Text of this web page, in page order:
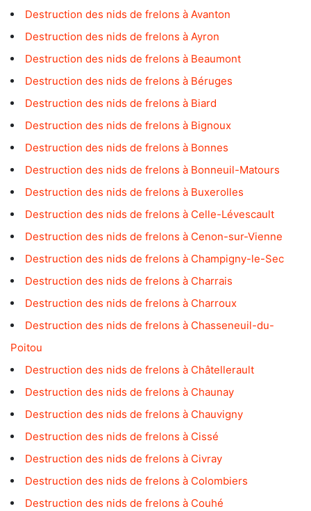
Destruction des nids de frelons à Avanton
Destruction des nids de frelons à Ayron
Destruction des nids de frelons à Beaumont
Destruction des nids de frelons à Béruges
Destruction des nids de frelons à Biard
Destruction des nids de frelons à Bignoux
Destruction des nids de frelons à Bonnes
Destruction des nids de frelons à Bonneuil-Matours
Destruction des nids de frelons à Buxerolles
Destruction des nids de frelons à Celle-Lévescault
Destruction des nids de frelons à Cenon-sur-Vienne
Destruction des nids de frelons à Champigny-le-Sec
Destruction des nids de frelons à Charrais
Destruction des nids de frelons à Charroux
Destruction des nids de frelons à Chasseneuil-du-
Poitou
Destruction des nids de frelons à Châtellerault
Destruction des nids de frelons à Chaunay
Destruction des nids de frelons à Chauvigny
Destruction des nids de frelons à Cissé
Destruction des nids de frelons à Civray
Destruction des nids de frelons à Colombiers
Destruction des nids de frelons à Couhé